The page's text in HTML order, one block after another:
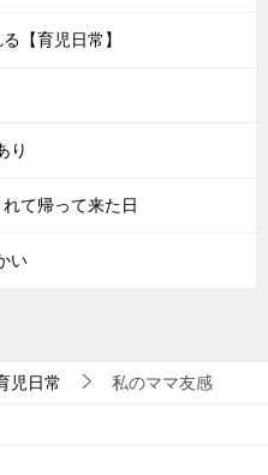
【育児日常】
り
て帰って来た日
い
児日常 私のママ友感